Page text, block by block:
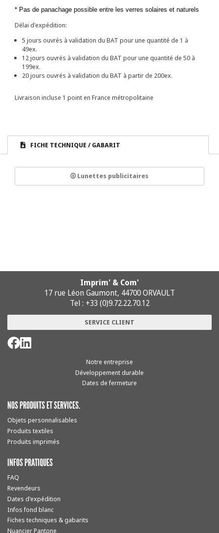
* Pas de panachage possible entre les verres solaires et naturels
Délai d'expédition:
5 jours ouvrés à validation du BAT pour une quantité de 1 à
49ex.
12 jours ouvrés à validation du BAT pour une quantité de 50 à
199ex.
20 jours ouvrés à validation du BAT à partir de 200ex.
Livraison incluse 1 point en France métropolitaine
FICHE TECHNIQUE / GABARIT
Lunettes publicitaires
Imprim' & Com'
17 rue Léon Gaumont, 44700 ORVAULT
Tel : +33 (0)9.72.22.70.12
SERVICE CLIENT
Notre entreprise
Développement durable
Dates de fermeture
NOS PRODUITS ET SERVICES.
Objets personnalisables
Produits textiles
Produits imprimés
INFOS PRATIQUES
FAQ
Revendeurs
Dates d'expédition
Infos fond blanc
Fiches techniques & gabarits
Nuancier Pantone